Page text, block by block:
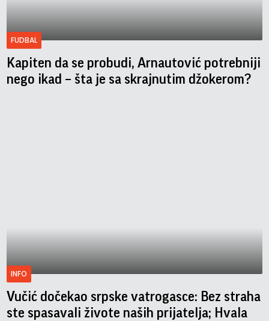
FUDBAL
Kapiten da se probudi, Arnautović potrebniji
nego ikad – šta je sa skrajnutim džokerom?
INFO
Vučić dočekao srpske vatrogasce: Bez straha
ste spasavali živote naših prijatelja; Hvala